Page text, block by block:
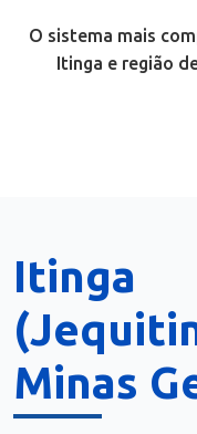
O sistema mais
Itinga e região
Itinga
Minas